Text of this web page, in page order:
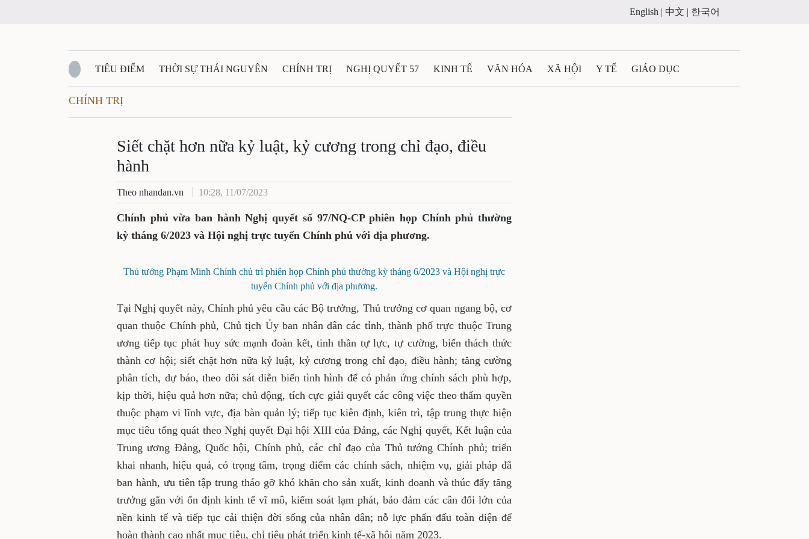
English | 中文 | 한국어
TIÊU ĐIỂM THỜI SỰ THÁI NGUYÊN CHÍNH TRỊ NGHỊ QUYẾT 57 KINH TẾ VĂN HÓA XÃ HỘI Y TẾ GIÁO DỤC
QUỐC PHÒNG - AN NINH
QUÊ HƯƠNG - ĐẤT NƯỚC QUỐC TẾ TÀI NGUYÊN - MÔI TRƯỜNG THỂ THAO THÔNG TIN - QUẢNG CÁO
CHÍNH TRỊ
Siết chặt hơn nữa kỷ luật, kỷ cương trong chỉ đạo, điều
hành
Theo nhandan.vn 10:28, 11/07/2023
Chính phủ vừa ban hành Nghị quyết số 97/NQ-CP phiên họp Chính phủ thường
kỳ tháng 6/2023 và Hội nghị trực tuyến Chính phủ với địa phương.
Thủ tướng Phạm Minh Chính chủ trì phiên họp Chính phủ thường kỳ tháng 6/2023 và Hội nghị trực
tuyến Chính phủ với địa phương.
Tại Nghị quyết này, Chính phủ yêu cầu các Bộ trưởng, Thủ trưởng cơ quan ngang bộ, cơ
quan thuộc Chính phủ, Chủ tịch Ủy ban nhân dân các tỉnh, thành phố trực thuộc Trung
ương tiếp tục phát huy sức mạnh đoàn kết, tinh thần tự lực, tự cường, biến thách thức
thành cơ hội; siết chặt hơn nữa kỷ luật, kỷ cương trong chỉ đạo, điều hành; tăng cường
phân tích, dự báo, theo dõi sát diễn biến tình hình để có phản ứng chính sách phù hợp,
kịp thời, hiệu quả hơn nữa; chủ động, tích cực giải quyết các công việc theo thẩm quyền
thuộc phạm vi lĩnh vực, địa bàn quản lý; tiếp tục kiên định, kiên trì, tập trung thực hiện
mục tiêu tổng quát theo Nghị quyết Đại hội XIII của Đảng, các Nghị quyết, Kết luận của
Trung ương Đảng, Quốc hội, Chính phủ, các chỉ đạo của Thủ tướng Chính phủ; triển
khai nhanh, hiệu quả, có trọng tâm, trọng điểm các chính sách, nhiệm vụ, giải pháp đã
ban hành, ưu tiên tập trung tháo gỡ khó khăn cho sản xuất, kinh doanh và thúc đẩy tăng
trưởng gắn với ổn định kinh tế vĩ mô, kiểm soát lạm phát, bảo đảm các cân đối lớn của
nền kinh tế và tiếp tục cải thiện đời sống của nhân dân; nỗ lực phấn đấu toàn diện để
hoàn thành cao nhất mục tiêu, chỉ tiêu phát triển kinh tế-xã hội năm 2023.